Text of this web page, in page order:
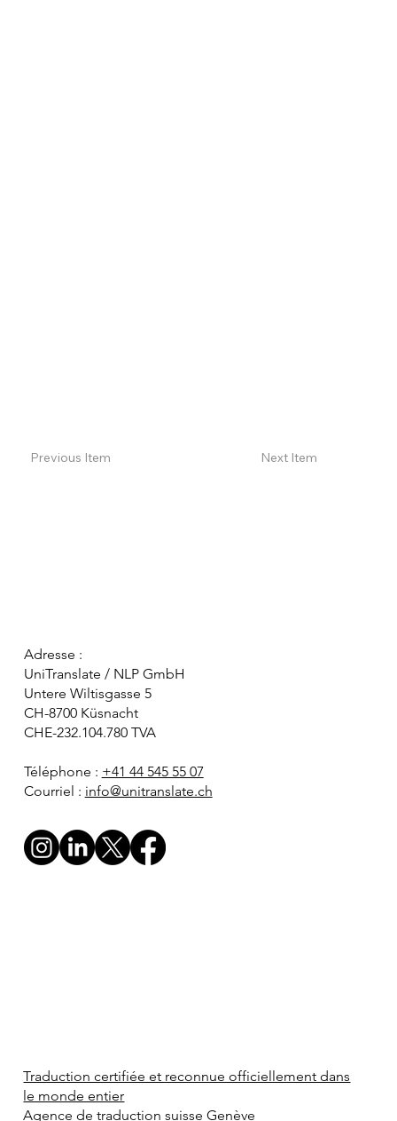
Previous Item Next Item
Adresse :
UniTranslate / NLP GmbH
Untere Wiltisgasse 5
CH-8700 Küsnacht
CHE-232.104.780 TVA
Téléphone : +41 44 545 55 07
Courriel : info@unitranslate.ch
Traduction certifiée et reconnue officiellement dans
le monde entier
Agence de traduction suisse Genève